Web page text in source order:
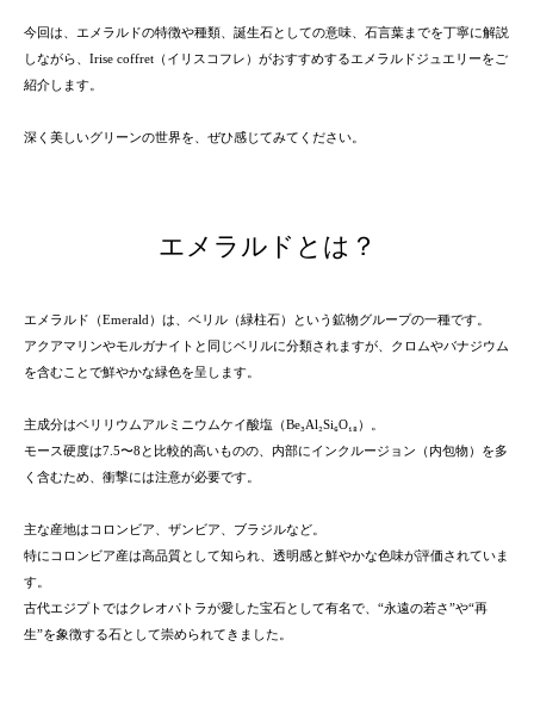
今回は、エメラルドの特徴や種類、誕生石としての意味、石言葉までを丁寧に解説
しながら、Irise coffret（イリスコフレ）がおすすめするエメラルドジュエリーをご
紹介します。
深く美しいグリーンの世界を、ぜひ感じてみてください。
エメラルドとは？
エメラルド（Emerald）は、ベリル（緑柱石）という鉱物グループの一種です。
アクアマリンやモルガナイトと同じベリルに分類されますが、クロムやバナジウム
を含むことで鮮やかな緑色を呈します。
主成分はベリリウムアルミニウムケイ酸塩（Be₃Al₂Si₆O₁₈）。
モース硬度は7.5〜8と比較的高いものの、内部にインクルージョン（内包物）を多
く含むため、衝撃には注意が必要です。
主な産地はコロンビア、ザンビア、ブラジルなど。
特にコロンビア産は高品質として知られ、透明感と鮮やかな色味が評価されていま
す。
古代エジプトではクレオパトラが愛した宝石として有名で、“永遠の若さ”や“再
生”を象徴する石として崇められてきました。